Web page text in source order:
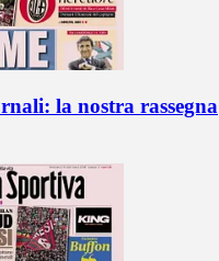
la nostra rassegna